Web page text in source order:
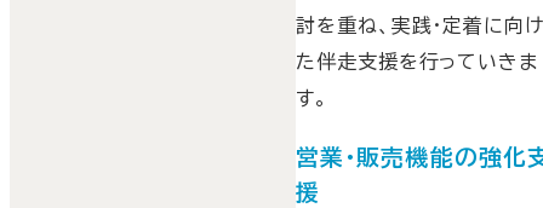
討を重ね、実践・定着に向
た伴走支援を行っていきま
す。
営業・販売機能の強化
援